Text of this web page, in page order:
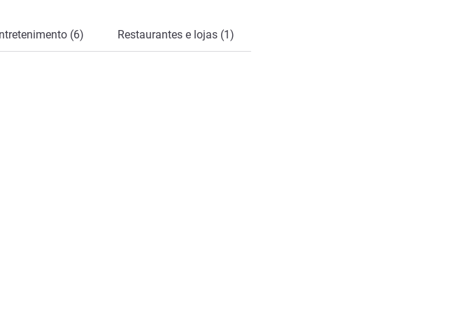
(6) Restaurantes e lojas (1)